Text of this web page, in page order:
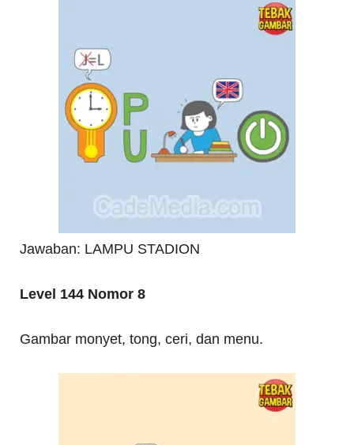
Jawaban: LAMPU STADION
Level 144 Nomor 8
Gambar monyet, tong, ceri, dan menu.